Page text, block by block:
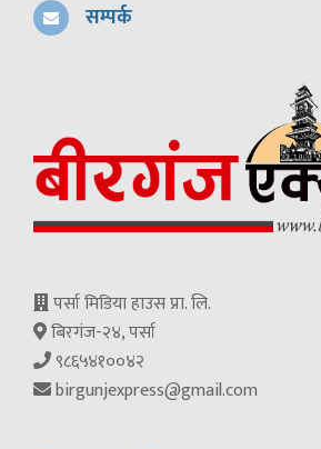
सम्पर्क
पर्सा मिडिया हाउस प्रा. लि.
बिरगंज-२४, पर्सा
९८६५४१००४२
birgunjexpress@gmail.com